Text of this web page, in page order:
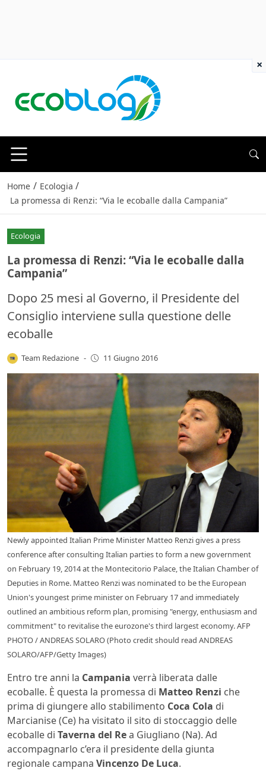
Home / Ecologia /
La promessa di Renzi: “Via le ecoballe dalla Campania”
Ecologia
La promessa di Renzi: “Via le ecoballe dalla
Campania”
Dopo 25 mesi al Governo, il Presidente del
Consiglio interviene sulla questione delle
ecoballe
Team Redazione - 11 Giugno 2016
Newly appointed Italian Prime Minister Matteo Renzi gives a press
conference after consulting Italian parties to form a new government
on February 19, 2014 at the Montecitorio Palace, the Italian Chamber of
Deputies in Rome. Matteo Renzi was nominated to be the European
Union's youngest prime minister on February 17 and immediately
outlined an ambitious reform plan, promising "energy, enthusiasm and
commitment" to revitalise the eurozone's third largest economy. AFP
PHOTO / ANDREAS SOLARO (Photo credit should read ANDREAS
SOLARO/AFP/Getty Images)
Entro tre anni la Campania verrà liberata dalle
ecoballe. È questa la promessa di Matteo Renzi che
prima di giungere allo stabilimento Coca Cola di
Marcianise (Ce) ha visitato il sito di stoccaggio delle
ecoballe di Taverna del Rea Giugliano (Na). Ad
accompagnarlo c’era il presidente della giunta
regionale campana Vincenzo De Luca.
×